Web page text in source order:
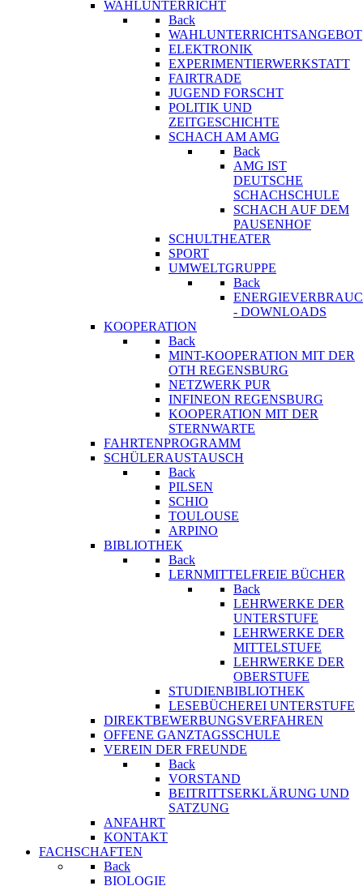
WAHLUNTERRICHT
Back
WAHLUNTERRICHTSANGEBOT
ELEKTRONIK
EXPERIMENTIERWERKSTATT
FAIRTRADE
JUGEND FORSCHT
POLITIK UND
ZEITGESCHICHTE
SCHACH AM AMG
Back
AMG IST
DEUTSCHE
SCHACHSCHULE
SCHACH AUF DEM
PAUSENHOF
SCHULTHEATER
SPORT
UMWELTGRUPPE
Back
- DOWNLOADS
KOOPERATION
Back
MINT-KOOPERATION MIT DER
OTH REGENSBURG
NETZWERK PUR
INFINEON REGENSBURG
KOOPERATION MIT DER
STERNWARTE
FAHRTENPROGRAMM
SCHÜLERAUSTAUSCH
Back
PILSEN
SCHIO
TOULOUSE
ARPINO
BIBLIOTHEK
Back
LERNMITTELFREIE BÜCHER
Back
LEHRWERKE DER
UNTERSTUFE
LEHRWERKE DER
MITTELSTUFE
LEHRWERKE DER
OBERSTUFE
STUDIENBIBLIOTHEK
LESEBÜCHEREI UNTERSTUFE
DIREKTBEWERBUNGSVERFAHREN
OFFENE GANZTAGSSCHULE
VEREIN DER FREUNDE
Back
VORSTAND
BEITRITTSERKLÄRUNG UND
SATZUNG
ANFAHRT
KONTAKT
FACHSCHAFTEN
Back
BIOLOGIE